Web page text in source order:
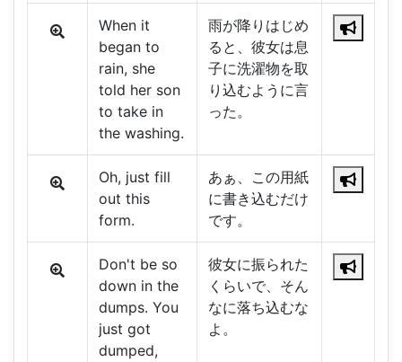
When it
began to
rain, she
told her son
to take in
the washing.
雨が降りはじめ
ると、彼女は息
子に洗濯物を取
り込むように言
った。
Oh, just fill
out this
form.
あぁ、この用紙
に書き込むだけ
です。
Don't be so
down in the
dumps. You
just got
dumped,
彼女に振られた
くらいで、そん
なに落ち込むな
よ。